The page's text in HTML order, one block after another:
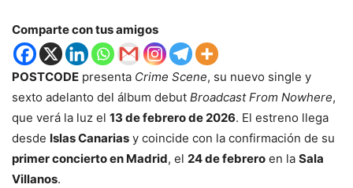
Comparte con tus amigos
POSTCODE presenta Crime Scene, su nuevo single y
sexto adelanto del álbum debut Broadcast From Nowhere,
que verá la luz el 13 de febrero de 2026. El estreno llega
desde Islas Canarias y coincide con la confirmación de su
primer concierto en Madrid, el 24 de febrero en la Sala
Villanos.